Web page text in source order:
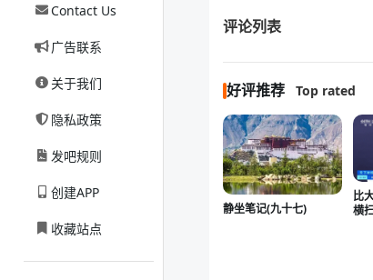
Contact Us
广告联系
关于我们
隐私政策
发吧规则
创建APP
收藏站点
评论列表
好评推荐 Top rated
静坐笔记(九十七)
比
横